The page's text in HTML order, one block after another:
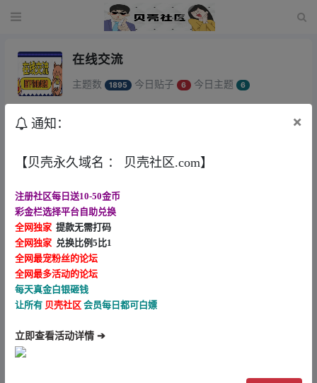
在线交流
主题数 1895 今日贴子 6 今日主题 6
新回复
【云顶黑平台】避雷
【普京送28出款要充值一比一】
tanjunjun • 9天前
【652再不跑迟早准备要黑了】
ljj5200 • 12天前
【垃圾畜牲7133】
通知： ×
【贝壳永久域名 ： 贝壳社区.com】
注册社区每日送10-50金币
彩金栏选择平台自助兑换
全网独家 提款无需打码
全网独家 兑换比例5比1
全网最宠粉丝的论坛
全网最多活动的论坛
每天真金白银砸钱
让所有 贝壳社区 会员每日都可白嫖
立即查看活动详情 ➔